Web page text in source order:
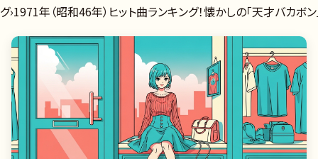
グ›1971年（昭和46年）ヒット曲ランキング！懐かしの「天才バカボ